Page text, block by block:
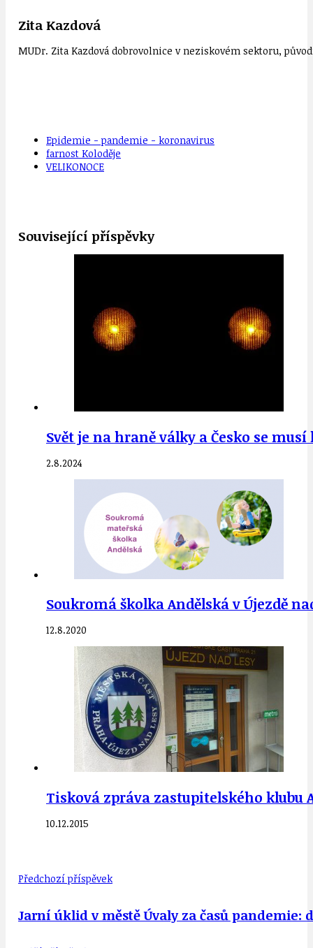
Zita Kazdová
MUDr. Zita Kazdová dobrovolnice v neziskovém sektoru,
Epidemie - pandemie - koronavirus
farnost Koloděje
VELIKONOCE
Související příspěvky
Svět je na hraně války a Česko se
2.8.2024
Soukromá školka Andělská v Újezdě
12.8.2020
Tisková zpráva zastupitelského klubu
10.12.2015
Předchozí příspěvek
Jarní úklid v městě Úvaly za časů pandemie: